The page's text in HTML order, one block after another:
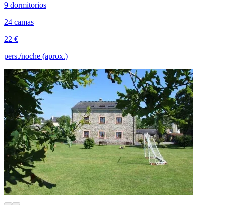
9 dormitorios
24 camas
22 €
pers./noche (aprox.)